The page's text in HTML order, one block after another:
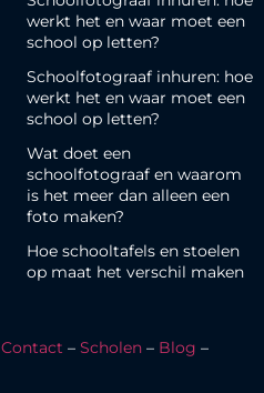
werkt het en waar moet een
school op letten?
Schoolfotograaf inhuren: hoe
werkt het en waar moet een
school op letten?
Wat doet een
schoolfotograaf en waarom
is het meer dan alleen een
foto maken?
Hoe schooltafels en stoelen
op maat het verschil maken
Contact – Scholen – Blog –